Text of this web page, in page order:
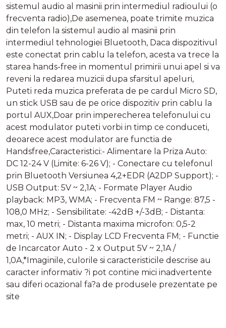
sistemul audio al masinii prin intermediul radioului (o
frecventa radio),De asemenea, poate trimite muzica
din telefon la sistemul audio al masinii prin
intermediul tehnologiei Bluetooth, Daca dispozitivul
este conectat prin cablu la telefon, acesta va trece la
starea hands-free in momentul primirii unui apel si va
reveni la redarea muzicii dupa sfarsitul apeluri,
Puteti reda muzica preferata de pe cardul Micro SD,
un stick USB sau de pe orice dispozitiv prin cablu la
portul AUX,Doar prin imperecherea telefonului cu
acest modulator puteti vorbi in timp ce conduceti,
deoarece acest modulator are functia de
Handsfree,Caracteristici:- Alimentare la Priza Auto:
DC 12-24 V (Limite: 6-26 V); - Conectare cu telefonul
prin Bluetooth Versiunea 4,2+EDR (A2DP Support); -
USB Output: 5V ~ 2,1A; - Formate Player Audio
playback: MP3, WMA; - Frecventa FM ~ Range: 87,5 -
108,0 MHz; - Sensibilitate: -42dB +/-3dB; - Distanta:
max, 10 metri; - Distanta maxima microfon: 0,5-2
metri; - AUX IN; - Display LCD Frecventa FM; - Functie
de Incarcator Auto - 2 x Output 5V ~ 2,1A /
1,0A,*Imaginile, culorile si caracteristicile descrise au
caracter informativ ?i pot contine mici inadvertente
sau diferi ocazional fa?a de produsele prezentate pe
site